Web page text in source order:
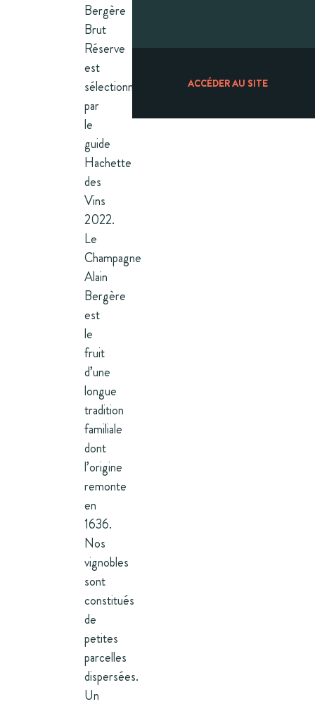
Bergère
Brut
Réserve
est
sélectionné
par
le
guide
Hachette
des
Vins
2022.
Le
Champagne
Alain
Bergère
est
le
fruit
d’une
longue
tradition
familiale
dont
l’origine
remonte
en
1636.
Nos
vignobles
sont
constitués
de
petites
parcelles
dispersées.
Un
ACCÉDER AU SITE